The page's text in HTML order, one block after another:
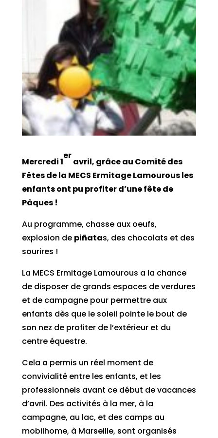
Mercredi 1
er
avril, grâce au Comité des
Fêtes de la MECS Ermitage Lamourous les
enfants ont pu profiter d’une fête de
Pâques !
Au programme, chasse aux oeufs,
explosion de piñatas, des chocolats et des
sourires !
La MECS Ermitage Lamourous a la chance
de disposer de grands espaces de verdures
et de campagne pour permettre aux
enfants dès que le soleil pointe le bout de
son nez de profiter de l’extérieur et du
centre équestre.
Cela a permis un réel moment de
convivialité entre les enfants, et les
professionnels avant ce début de vacances
d’avril. Des activités à la mer, à la
campagne, au lac, et des camps au
mobilhome, à Marseille, sont organisés